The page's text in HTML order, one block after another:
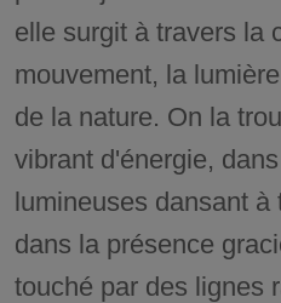
elle surgit à travers la
mouvement, la
de la nature. On la
vibrant d'énergie,
lumineuses dansant à
dans la présence
touché par des lignes